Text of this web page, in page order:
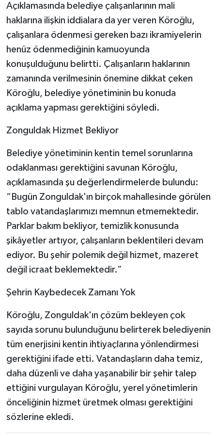
Açıklamasında belediye çalışanlarının mali
haklarına ilişkin iddialara da yer veren Köroğlu,
çalışanlara ödenmesi gereken bazı ikramiyelerin
henüz ödenmediğinin kamuoyunda
konuşulduğunu belirtti. Çalışanların haklarının
zamanında verilmesinin önemine dikkat çeken
Köroğlu, belediye yönetiminin bu konuda
açıklama yapması gerektiğini söyledi.
Zonguldak Hizmet Bekliyor
Belediye yönetiminin kentin temel sorunlarına
odaklanması gerektiğini savunan Köroğlu,
açıklamasında şu değerlendirmelerde bulundu:
“Bugün Zonguldak'ın birçok mahallesinde görülen
tablo vatandaşlarımızı memnun etmemektedir.
Parklar bakım bekliyor, temizlik konusunda
şikâyetler artıyor, çalışanların beklentileri devam
ediyor. Bu şehir polemik değil hizmet, mazeret
değil icraat beklemektedir.”
Şehrin Kaybedecek Zamanı Yok
Köroğlu, Zonguldak'ın çözüm bekleyen çok
sayıda sorunu bulunduğunu belirterek belediyenin
tüm enerjisini kentin ihtiyaçlarına yönlendirmesi
gerektiğini ifade etti. Vatandaşların daha temiz,
daha düzenli ve daha yaşanabilir bir şehir talep
ettiğini vurgulayan Köroğlu, yerel yönetimlerin
önceliğinin hizmet üretmek olması gerektiğini
sözlerine ekledi.